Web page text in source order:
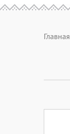
Главная